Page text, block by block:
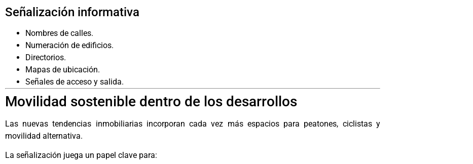
Señalización informativa
Nombres de calles.
Numeración de edificios.
Directorios.
Mapas de ubicación.
Señales de acceso y salida.
Movilidad sostenible dentro de los desarrollos
Las nuevas tendencias inmobiliarias incorporan cada vez más espacios para peatones, ciclistas y
movilidad alternativa.
La señalización juega un papel clave para: